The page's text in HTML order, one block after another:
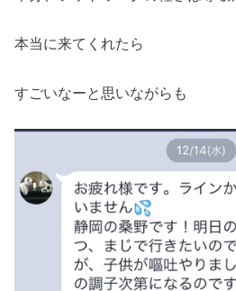
本当に来てくれたら
すごいなーと思いながらも